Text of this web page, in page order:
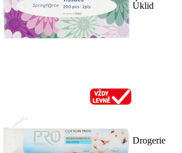
Úklid
Drogerie